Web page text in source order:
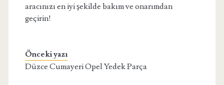
aracınızı en iyi şekilde bakım ve onarımdan
geçirin!
Önceki yazı
Düzce Cumayeri Opel Yedek Parça